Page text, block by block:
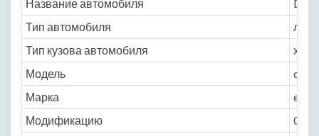
Название автомобиля
Тип автомобиля
Тип кузова автомобиля
Модель
Марка
esse
Модификацию
0.7